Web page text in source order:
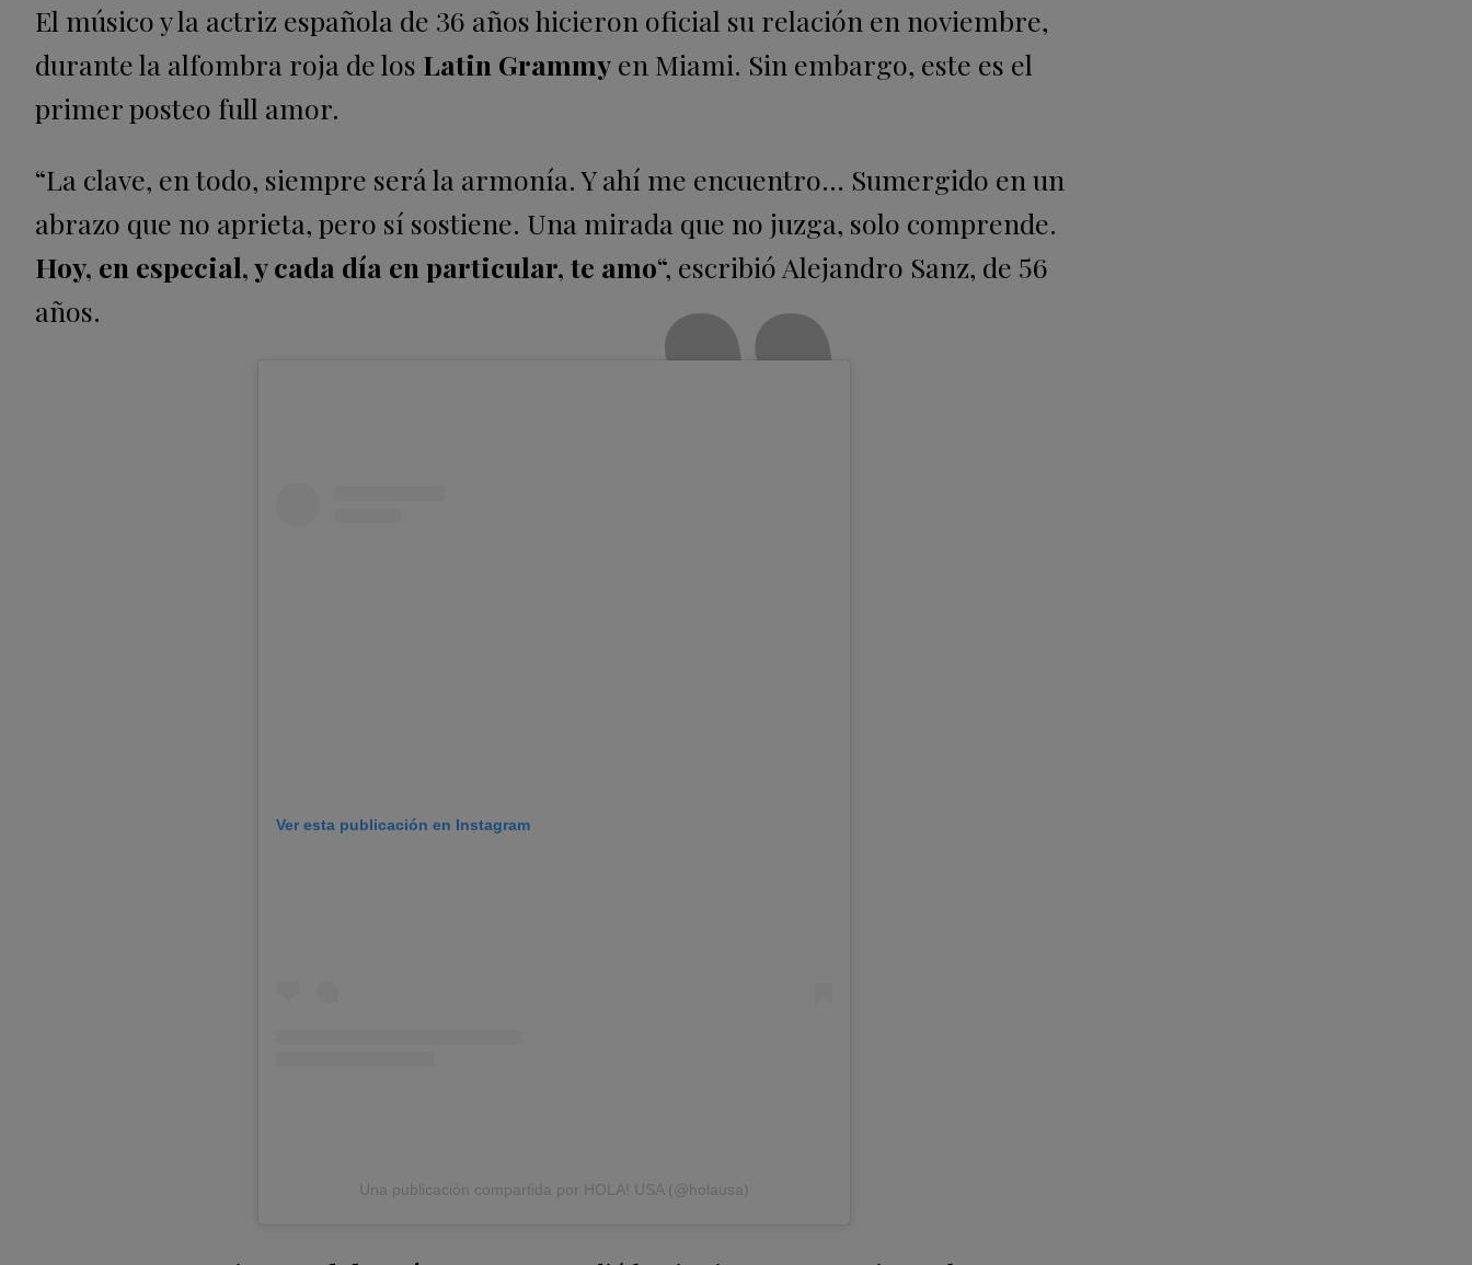
El músico y la actriz española de 36 años hicieron oficial su relación en noviembre,
durante la alfombra roja de los Latin Grammy en Miami. Sin embargo, este es el
primer posteo full amor.
“La clave, en todo, siempre será la armonía. Y ahí me encuentro… Sumergido en un
abrazo que no aprieta, pero sí sostiene. Una mirada que no juzga, solo comprende.
Hoy, en especial, y cada día en particular, te amo“, escribió Alejandro Sanz, de 56
años.
Ver esta publicación en Instagram
Una publicación compartida por HOLA! USA (@holausa)